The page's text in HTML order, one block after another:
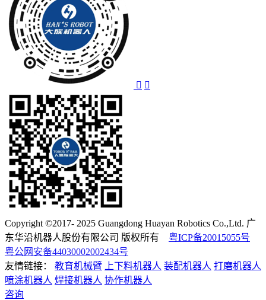
Copyright ©2017- 2025 Guangdong Huayan Robotics Co.,Ltd. 广
东华沿机器人股份有限公司 版权所有 粤ICP备20015055号
粤公网安备44030002002434号
友情链接：
教育机械臂 上下料机器人 装配机器人 打磨机器人
喷涂机器人 焊接机器人 协作机器人
咨询